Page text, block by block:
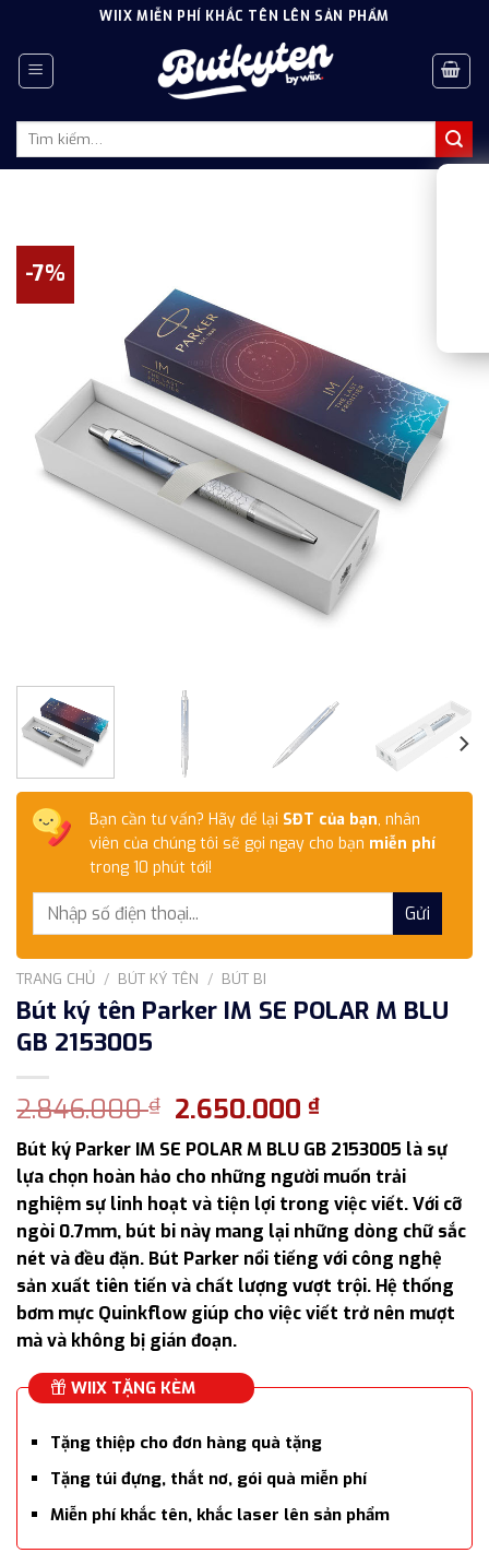
content
WIIX MIỄN PHÍ KHẮC TÊN LÊN SẢN PHẨM
Tìm
-7%
Bạn cần tư vấn? Hãy để lại SĐT của bạn, nhân
viên của chúng tôi sẽ gọi ngay cho bạn miễn phí
trong 10 phút tới!
TRANG CHỦ / BÚT KÝ TÊN / BÚT BI
Bút ký tên Parker IM SE POLAR M BLU
GB 2153005
2.846.000₫ Giá
gốc
là:
2.846.000 ₫.
2.650.000₫Giá
hiện
tại
là:
2.650.000 ₫.
Bút ký Parker IM SE POLAR M BLU GB 2153005 là sự
lựa chọn hoàn hảo cho những người muốn trải
nghiệm sự linh hoạt và tiện lợi trong việc viết. Với cỡ
ngòi 0.7mm, bút bi này mang lại những dòng chữ sắc
nét và đều đặn. Bút Parker nổi tiếng với công nghệ
sản xuất tiên tiến và chất lượng vượt trội. Hệ thống
bơm mực Quinkflow giúp cho việc viết trở nên mượt
mà và không bị gián đoạn.
WIIX TẶNG KÈM
Tặng thiệp cho đơn hàng quà tặng
Tặng túi đựng, thắt nơ, gói quà miễn phí
Miễn phí khắc tên, khắc laser lên sản phẩm